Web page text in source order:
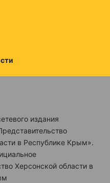
издания
в Республике Крым».
Херсонской области в